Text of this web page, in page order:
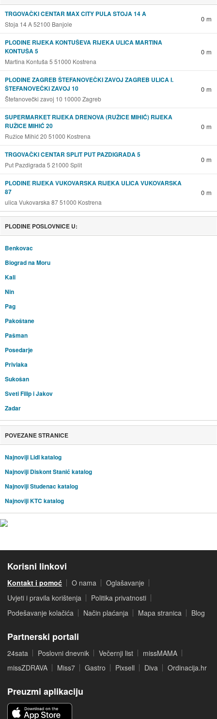
TRGOVAČKI CENTAR MAX CITY PULA STOJA 14 A
Stoja 14 A 52100 Banjole
0 m
PLODINE RIJEKA KONTUŠEVA RIJEKA ULICA MARTINA
KONTUŠA 5
Martina Kontuša 5 51000 Kostrena
0 m
PLODINE ZAGREB ŠTEFANOVEČKI ZAVOJ ZAGREB ULICA I.
ŠTEFANOVEČKI ZAVOJ 10
Štefanovečki zavoj 10 10000 Zagreb
0 m
SUPERMARKET RIJEKA DRENOVA (RUŽICE MIHIĆ) RIJEKA
RUŽICE MIHIĆ 20
Ružice Mihić 20 51000 Kostrena
0 m
TRGOVAČKI CENTAR SPLIT PUT PAZDIGRADA 5
Put Pazdigrada 5 21000 Split
0 m
PLODINE RIJEKA VUKOVARSKA RIJEKA ULICA VUKOVARSKA
87
ulica Vukovarska 87 51000 Kostrena
0 m
PLODINE POSLOVNICE U:
Benkovac
Biograd na Moru
Kali
Nin
Pag
Pakoštane
Pašman
Posedarje
Privlaka
Sukošan
Sveti Filip i Jakov
Zadar
POVEZANE STRANICE
Najnoviji Lidl katalog
Najnoviji Diskont Stanić katalog
Najnoviji Studenac katalog
Najnoviji KTC katalog
Korisni linkovi
Kontakt i pomoć O nama
Oglašavanje
Uvjeti i pravila korištenja
Politika privatnosti
Podešavanje kolačića
Način plaćanja Mapa stranica Blog
Partnerski portali
24sata Poslovni dnevnik Večernji list
missMAMA
missZDRAVA
Miss7 Gastro Pixsell Diva Ordinacija.hr
Preuzmi aplikaciju